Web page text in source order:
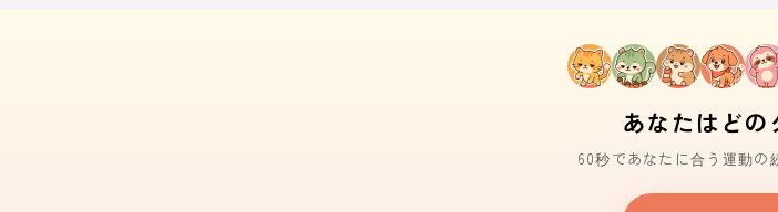
あなたはどの
60秒であなたに合う運動の